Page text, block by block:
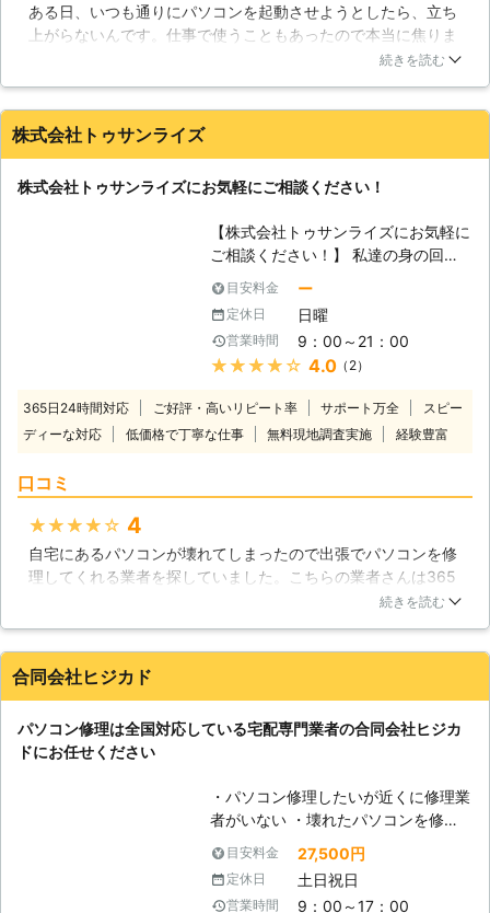
良、もしくはハードディスクが物理的
に破損してしまっている可能性があり
ます。最近のハードディスクは丈夫に
つくられていますが、大きな衝撃を与
えてしまうことで破損してしまうこと
障してしまうことでデータが失われて
しまったり、パソコンが起動しなくな
るトラブルが起きてしまいますので、
衝撃を与えないように扱う必要があり
ます。また、ハードディスクはウイル
スや人為的ミスで倫理障害を受けてし
まう場合もあります。もし、パソコン
を起動するときに異音が聞こえて来た
り、起動しなくなってしまったという
ますのですぐに弊社までご相談くださ
い。弊社では液晶不良や起動不良も対
よりも低価格なサービスでパソコンの
きますので、不具合が見られましたら
一度ご連絡ください。また、お見積り
も無料で承っております。
ある日、いつも通りにパソコンを起動させようとしたら、立ち
上がらないんです。仕事で使うこともあったので本当に焦りま
したが、即日対応、低価格ということでこちらにパソコン修理
た。今後も何かあったときは是非こちらを利用したいです。
大阪府 大阪市西区 2016年11月30日
続きを読む
株式会社トゥサンライズ
株式会社トゥサンライズにお気軽にご相談ください！
【株式会社トゥサンライズにお気軽に
ご相談ください！】 私達の身の回り
では沢山のパソコンが使われていま
す。最初は計算機としての用途が主で
したが、現在ではそれにとどまらず、
様々な役割が与えられています。例え
ば、動画プレーヤーや音楽プレーヤー
のとして使われたり、あるいは写真や
絵など様々なデータを保管しておくス
動しなくなる場合があります。トラブ
ルの原因を突き止めることは大変難し
いものですが、株式会社トゥサンライ
理の他に、現場に急行して対応するこ
ら、私達がその場に急行することで、
いち早く解決に向かえるのならそれが
一番です。お困りの方の不安と不自由
な状態をいち早く開放するのも、私達
の役割だと考えています。
目安料金 ー
定休日 日曜
営業時間 9：00～21：00
★★★★★ 4.0（2）
365日24時間対応 ご好評・高いリピート率 サポート万全
スピー
ディーな対応
低価格で丁寧な仕事 無料現地調査実施 経験豊富
口コミ
★★★★★ 4
自宅にあるパソコンが壊れてしまったので出張でパソコンを修
理してくれる業者を探していました。こちらの業者さんは365
日24時間対応してくれるということやサポートが万全というこ
から対応までわりと気持ちのいい人で説明も分かりやすくて良
かったと思います。パソコンも無事に直ったのでとても感謝し
神奈川県 横須賀市
続きを読む
合同会社ヒジカド
パソコン修理は全国対応している宅配専門業者の合同会社ヒジカ
ドにお任せください
・パソコン修理したいが近くに修理業
者がいない ・壊れたパソコンを修理
してほしいが店舗へもっていくのが面
倒くさい ・会社で使用中のパソコン
がいくつか調子が悪いのでみてほしい
目安料金 27,500円
定休日 土日祝日
営業時間 9：00～17：00